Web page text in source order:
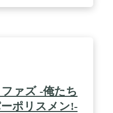
ァズ -俺たち
ポリスメン!-